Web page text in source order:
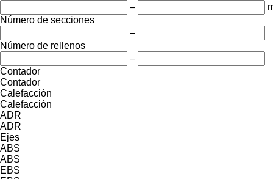
–
Número de secciones
–
Número de rellenos
–
Contador
Contador
Calefacción
Calefacción
ADR
ADR
Ejes
ABS
ABS
EBS